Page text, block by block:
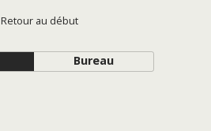
Retour au début
Bureau